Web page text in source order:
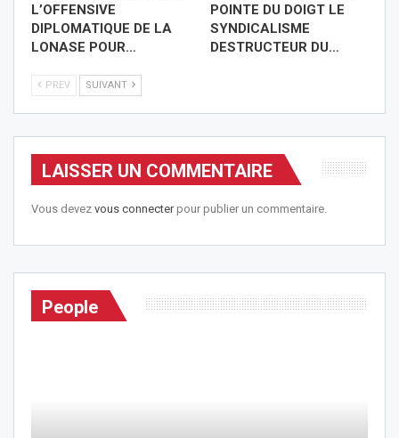
L’OFFENSIVE
DIPLOMATIQUE DE LA
LONASE POUR…
POINTE DU DOIGT LE
SYNDICALISME
DESTRUCTEUR DU…
PREV SUIVANT
LAISSER UN COMMENTAIRE
Vous devez vous connecterpour publier un commentaire.
People